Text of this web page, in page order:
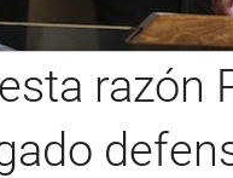
razón